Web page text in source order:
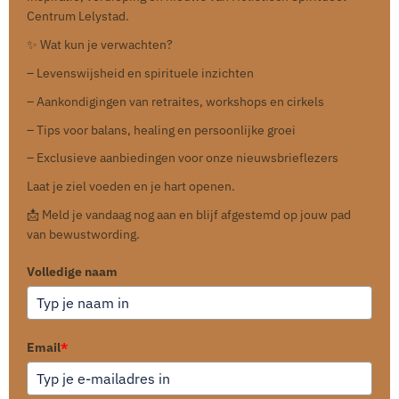
Centrum Lelystad.
✨ Wat kun je verwachten?
– Levenswijsheid en spirituele inzichten
– Aankondigingen van retraites, workshops en cirkels
– Tips voor balans, healing en persoonlijke groei
– Exclusieve aanbiedingen voor onze nieuwsbrieflezers
Laat je ziel voeden en je hart openen.
📩 Meld je vandaag nog aan en blijf afgestemd op jouw pad
van bewustwording.
Volledige naam
Email*